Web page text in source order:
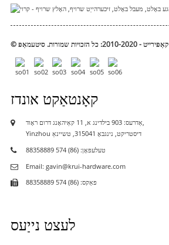
© קאַפּירייט - 2010-2020: כל הזכויות שמורות. סיטעמאַפּ
קאָנטאַקט אונדז
אַדרעס: 903 בילדינג א, 11 קאַיהאָנג דרום ראָוד,
Yinzhou דיסטריקט, נינגבאָ 315041, טשיינאַ
טעלעפאָן: (86) 574 88358889
Email: gavin@krui-hardware.com
פאַקס: (86) 574 88358889
לעצט נייַעס